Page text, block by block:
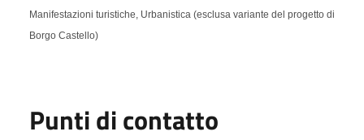
Manifestazioni turistiche, Urbanistica (esclusa variante del progetto di
Borgo Castello)
Punti di contatto